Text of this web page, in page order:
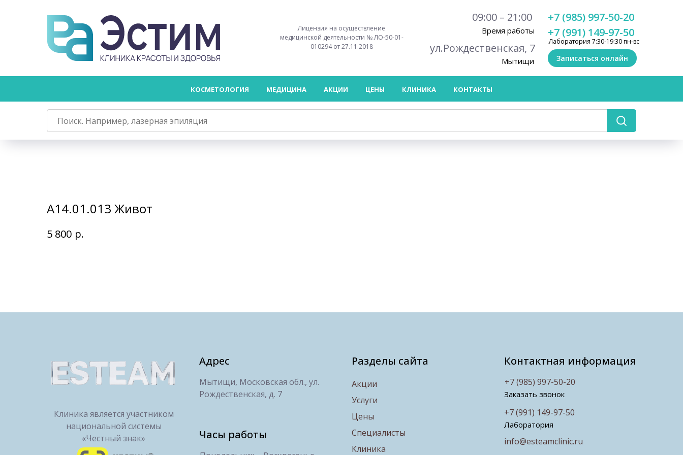
Время работы
Мытищи
ул.Рождественская, 7
09:00 – 21:00
Лаборатория 7:30-19:30 пн-вс
+7 (991) 149-97-50
+7 (985) 997-50-20
Лицензия на осуществление
медицинской деятельности № ЛО-50-01-
010294 от 27.11.2018
Записаться онлайн
КОСМЕТОЛОГИЯ МЕДИЦИНА АКЦИИ ЦЕНЫ КЛИНИКА КОНТАКТЫ
А14.01.013 Живот
5 800 р.
Клиника является участником
национальной системы
«Честный знак»
Часы работы
Адрес
Мытищи, Московская обл., ул.
Рождественская, д. 7
Контактная информация
Разделы сайта
Акции
Услуги
Цены
Специалисты
Клиника
Заказать звонок
Лаборатория
info@esteamclinic.ru
+7 (991) 149-97-50
+7 (985) 997-50-20